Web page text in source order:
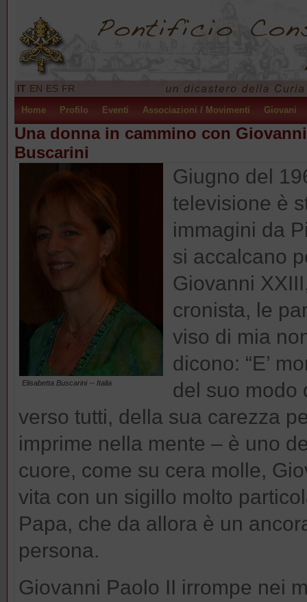
IT EN ES FR
Home Profilo Eventi Associazioni / Movimenti Giovani
Una donna in cammino con
Buscarini
Elisabetta Buscarini -- Italia
Giugno del
televisione è
immagini da
si accalcano
Giovanni
cronista, le
viso di mia
dicono: “E’
del suo modo
verso tutti, della sua carezza
imprime nella mente – è uno
cuore, come su cera molle,
vita con un sigillo molto
Papa, che da allora è un
persona.
Giovanni Paolo II irrompe nei